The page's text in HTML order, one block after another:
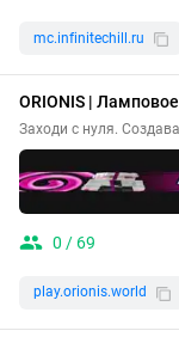
mc.infinitechill.ru
ORIONIS |
Заходи с нуля.
0 / 69
play.orionis.world